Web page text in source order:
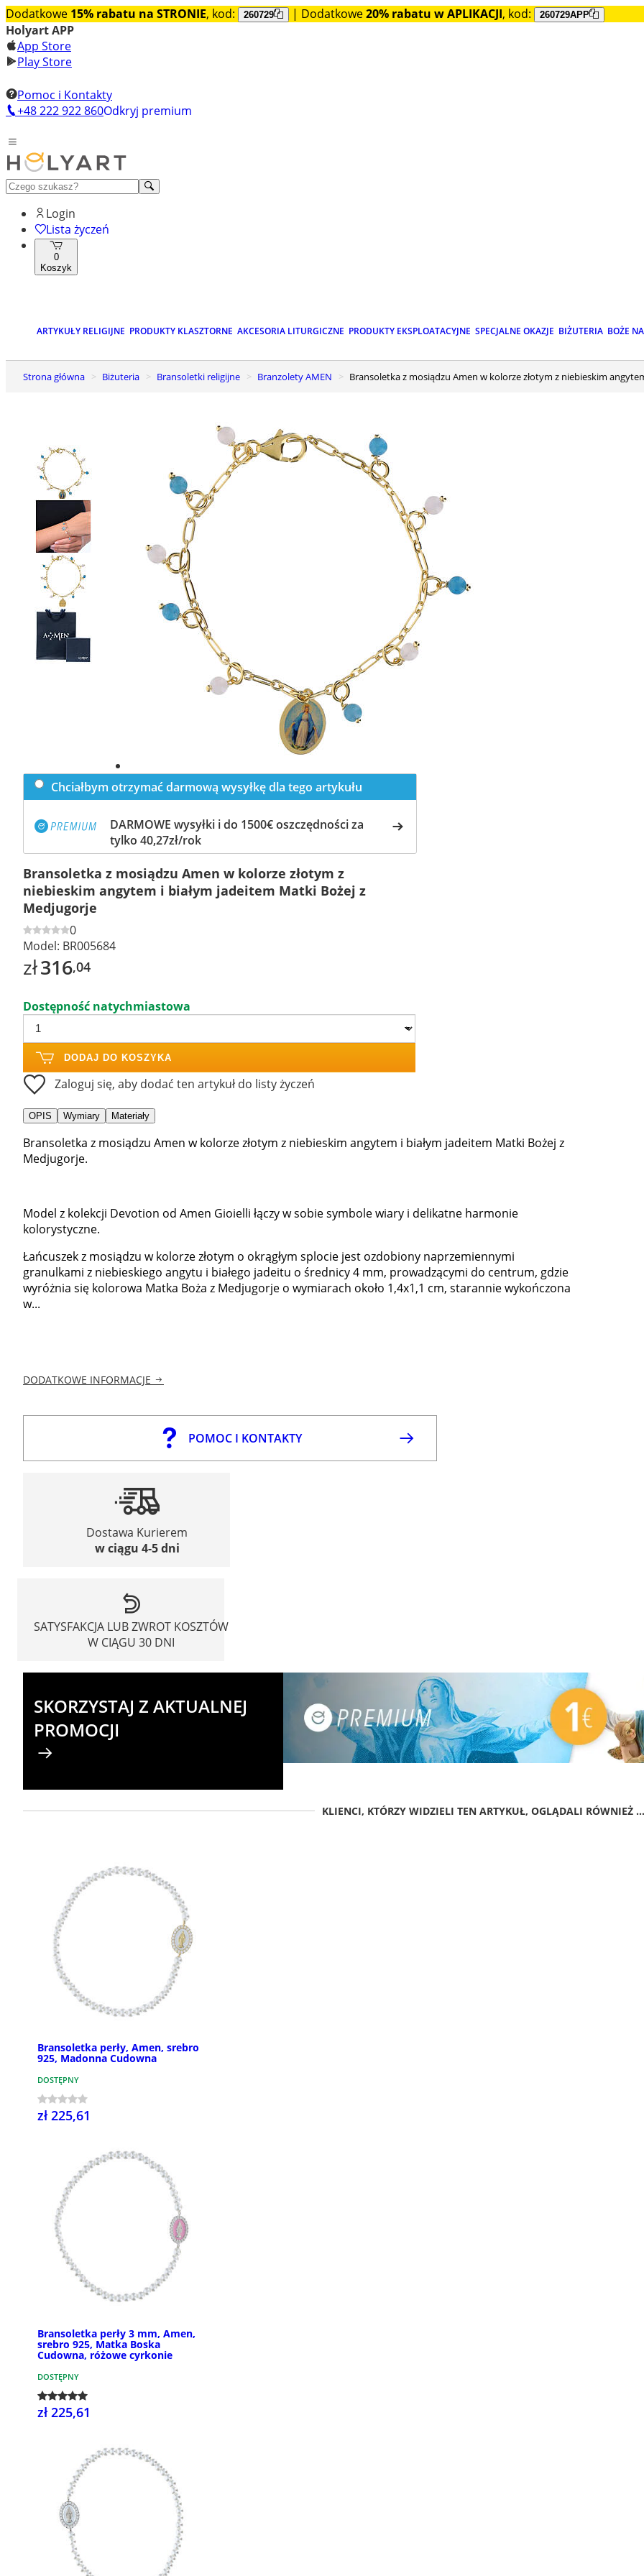
Dodatkowe 15% rabatu na STRONIE, kod: 260729 | Dodatkowe20% rabatu w APLIKACJI, kod: 260729APP
Holyart APP
App Store
Play Store
Pomoc i Kontakty
+48 222 922 860Odkryj premium
Login
Lista życzeń
0
Koszyk
ARTYKUŁY RELIGIJNE PRODUKTY KLASZTORNE AKCESORIA LITURGICZNE PRODUKTY EKSPLOATACYJNE SPECJALNE OKAZJE BIŻUTERIA BOŻE
Strona główna Biżuteria Bransoletki religijne Branzolety AMEN Bransoletka z mosiądzu Amen w kolorze złotym z niebieskim
Chciałbym otrzymać darmową wysyłkę dla tego artykułu
DARMOWE wysyłki i do 1500€ oszczędności za
tylko 40,27zł/rok
Bransoletka z mosiądzu Amen w kolorze złotym z
niebieskim angytem i białym jadeitem Matki Bożej z
Medjugorje
0
Model: BR005684
zł316,04
Dostępność natychmiastowa
DODAJ DO KOSZYKA
Zaloguj się, aby dodać ten artykuł do listy życzeń
OPIS Wymiary Materiały
Bransoletka z mosiądzu Amen w kolorze złotym z niebieskim angytem i białym jadeitem Matki Bożej z
Medjugorje.
Model z kolekcji Devotion od Amen Gioielli łączy w sobie symbole wiary i delikatne harmonie
kolorystyczne.
Łańcuszek z mosiądzu w kolorze złotym o okrągłym splocie jest ozdobiony naprzemiennymi
granulkami z niebieskiego angytu i białego jadeitu o średnicy 4 mm, prowadzącymi do centrum, gdzie
wyróżnia się kolorowa Matka Boża z Medjugorje o wymiarach około 1,4x1,1 cm, starannie wykończona
w...
DODATKOWE INFORMACJE
POMOC I KONTAKTY
Dostawa Kurierem
w ciągu 4-5 dni
SATYSFAKCJA LUB ZWROT KOSZTÓW
W CIĄGU 30 DNI
SKORZYSTAJ Z AKTUALNEJ
PROMOCJI
KLIENCI, KTÓRZY WIDZIELI TEN ARTYKUŁ, OGLĄDALI RÓWNIEŻ ...
Bransoletka perły, Amen, srebro
925, Madonna Cudowna
DOSTĘPNY
zł 225,61
Bransoletka perły 3 mm, Amen,
srebro 925, Matka Boska
Cudowna, różowe cyrkonie
DOSTĘPNY
zł 225,61